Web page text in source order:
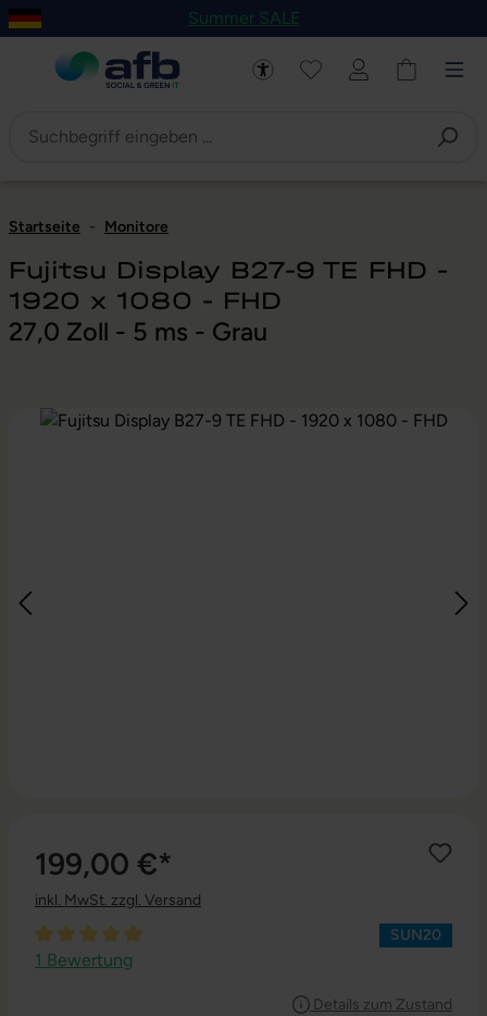
Hauptinhalt springen
Zur Navigation der B2B-Plattform springen
Summer SALE
Startseite - Monitore
Fujitsu Display B27-9 TE FHD -
1920 x 1080 - FHD
27,0 Zoll - 5 ms - Grau
Bildergalerie überspringen
199,00 €*
inkl. MwSt. zzgl. Versand
Durchschnittliche Bewertung von 5 von 5 Sternen
1 Bewertung
SUN20
Details zum Zustand